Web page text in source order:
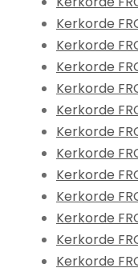
Kerkorde
Kerkorde
Kerkorde
Kerkorde
Kerkorde
Kerkorde
Kerkorde
Kerkorde
Kerkorde
Kerkorde
Kerkorde
Kerkorde